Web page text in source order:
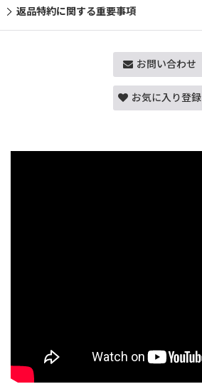
返品特約に関する重要事項
お問い合わせ
お気に入り登録